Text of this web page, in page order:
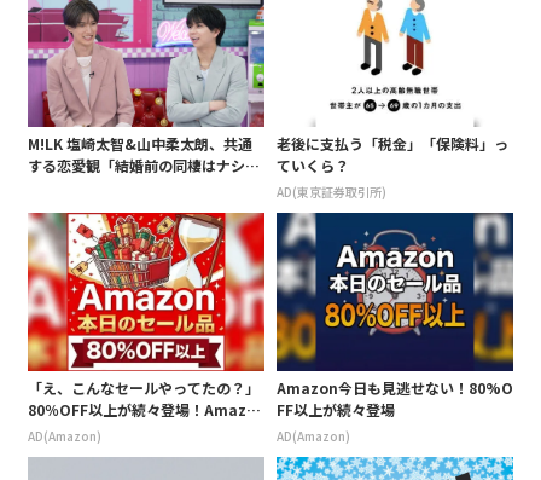
M!LK 塩崎太智&山中柔太朗、共通
する恋愛観「結婚前の同棲はナシ」
老後に支払う「税金」「保険料」っ
ていくら？
AD(東京証券取引所)
「え、こんなセールやってたの？」
80％OFF以上が続々登場！Amazo
nの本気が凄すぎる
AD(Amazon)
Amazon今日も見逃せない！80%O
FF以上が続々登場
AD(Amazon)